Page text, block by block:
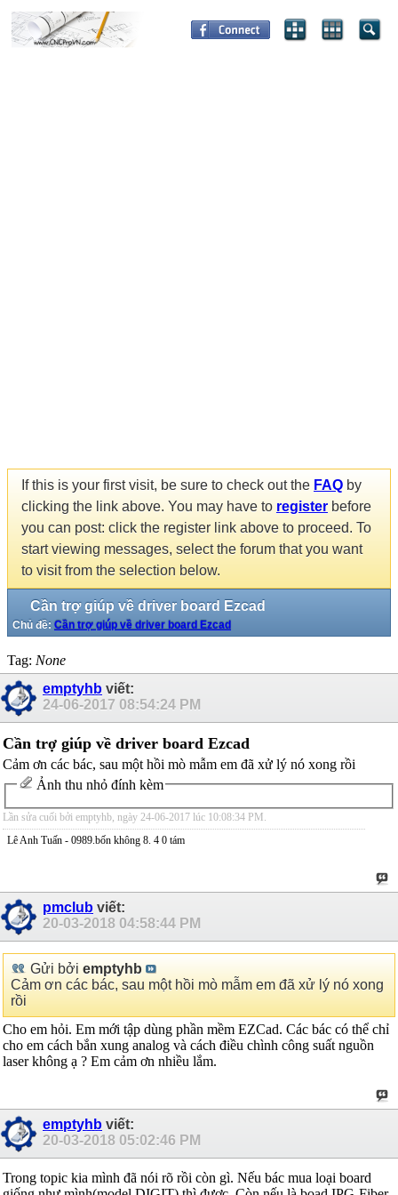
If this is your first visit, be sure to check out the FAQ by
clicking the link above. You may have to register before
you can post: click the register link above to proceed. To
start viewing messages, select the forum that you want
to visit from the selection below.
Cần trợ giúp về driver board Ezcad
Chủ đề: Cần trợ giúp về driver board Ezcad
Tag: None
emptyhb viết:
24-06-2017 08:54:24 PM
Cần trợ giúp về driver board Ezcad
Cảm ơn các bác, sau một hồi mò mẫm em đã xử lý nó xong rồi
Ảnh thu nhỏ đính kèm
Lần sửa cuối bởi emptyhb, ngày 24-06-2017 lúc 10:08:34 PM .
Lê Anh Tuấn - 0989.bốn không 8. 4 0 tám
pmclub viết:
20-03-2018 04:58:44 PM
Gửi bởi emptyhb
Cảm ơn các bác, sau một hồi mò mẫm em đã xử lý nó xong
rồi
Cho em hỏi. Em mới tập dùng phần mềm EZCad. Các bác có thể chỉ
cho em cách bắn xung analog và cách điều chình công suất nguồn
laser không ạ ? Em cảm ơn nhiều lắm.
emptyhb viết:
20-03-2018 05:02:46 PM
Trong topic kia mình đã nói rõ rồi còn gì. Nếu bác mua loại board